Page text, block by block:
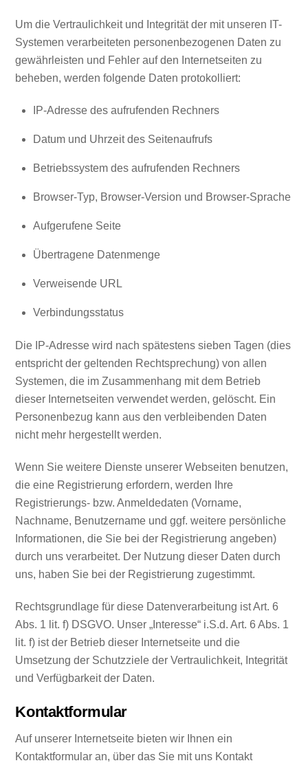
Um die Vertraulichkeit und Integrität der mit unseren IT-
Systemen verarbeiteten personenbezogenen Daten zu
gewährleisten und Fehler auf den Internetseiten zu
beheben, werden folgende Daten protokolliert:
IP-Adresse des aufrufenden Rechners
Datum und Uhrzeit des Seitenaufrufs
Betriebssystem des aufrufenden Rechners
Browser-Typ, Browser-Version und Browser-Sprache
Aufgerufene Seite
Übertragene Datenmenge
Verweisende URL
Verbindungsstatus
Die IP-Adresse wird nach spätestens sieben Tagen (dies
entspricht der geltenden Rechtsprechung) von allen
Systemen, die im Zusammenhang mit dem Betrieb
dieser Internetseiten verwendet werden, gelöscht. Ein
Personenbezug kann aus den verbleibenden Daten
nicht mehr hergestellt werden.
Wenn Sie weitere Dienste unserer Webseiten benutzen,
die eine Registrierung erfordern, werden Ihre
Registrierungs- bzw. Anmeldedaten (Vorname,
Nachname, Benutzername und ggf. weitere persönliche
Informationen, die Sie bei der Registrierung angeben)
durch uns verarbeitet. Der Nutzung dieser Daten durch
uns, haben Sie bei der Registrierung zugestimmt.
Rechtsgrundlage für diese Datenverarbeitung ist Art. 6
Abs. 1 lit. f) DSGVO. Unser „Interesse“ i.S.d. Art. 6 Abs. 1
lit. f) ist der Betrieb dieser Internetseite und die
Umsetzung der Schutzziele der Vertraulichkeit, Integrität
und Verfügbarkeit der Daten.
Kontaktformular
Auf unserer Internetseite bieten wir Ihnen ein
Kontaktformular an, über das Sie mit uns Kontakt